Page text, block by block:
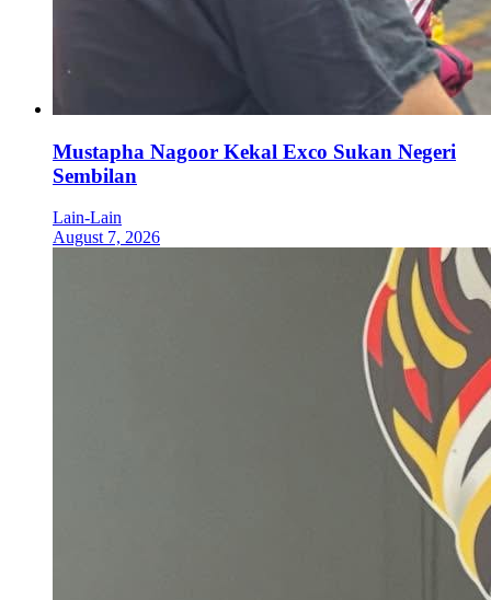
Mustapha Nagoor Kekal Exco Sukan Negeri
Sembilan
Lain-Lain
August 7, 2026